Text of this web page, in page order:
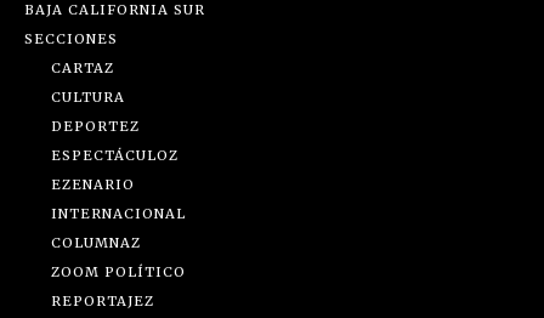
BAJA CALIFORNIA SUR
SECCIONES
CARTAZ
CULTURA
DEPORTEZ
ESPECTÁCULOZ
EZENARIO
INTERNACIONAL
COLUMNAZ
ZOOM POLÍTICO
REPORTAJEZ